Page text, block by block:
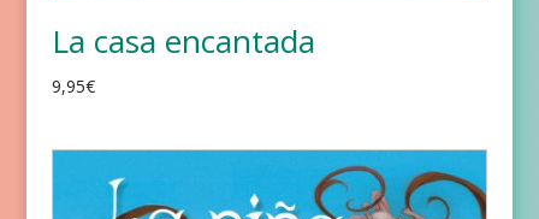
La casa encantada
9,95€